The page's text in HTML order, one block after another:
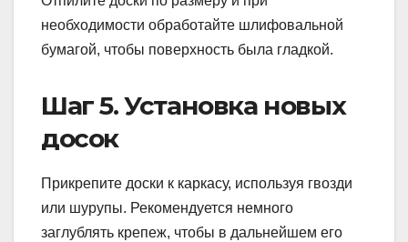
необходимости обработайте шлифовальной
бумагой, чтобы поверхность была гладкой.
Шаг 5. Установка новых
досок
Прикрепите доски к каркасу, используя гвозди
или шурупы. Рекомендуется немного
заглублять крепеж, чтобы в дальнейшем его